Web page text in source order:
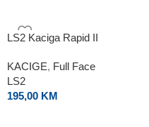
LS2 Kaciga Rapid II
KACIGE, Full Face
LS2
195,00 KM